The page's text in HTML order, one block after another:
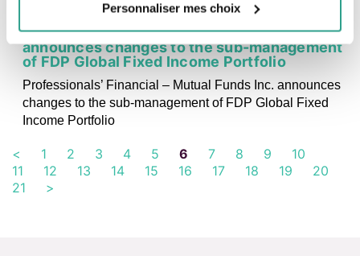
Personnaliser mes choix
NEWS, PRESS RELEASE
Professionals’ Financial – Mutual Funds Inc.
announces changes to the sub-management
of FDP Global Fixed Income Portfolio
Professionals’ Financial – Mutual Funds Inc. announces
changes to the sub-management of FDP Global Fixed
Income Portfolio
< 1 2 3 4 5 6 7 8 9
10
11
12 13 14 15 16 17 18 19
20
21
>